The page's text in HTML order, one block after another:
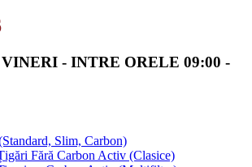
- INTRE ORELE 09:00 -
Slim, Carbon)
Fără Carbon Activ (Clasice)